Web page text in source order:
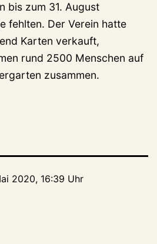
bis zum 31. August
fehlten. Der Verein hatte
Karten verkauft,
rund 2500 Menschen auf
zusammen.
2020, 16:39 Uhr